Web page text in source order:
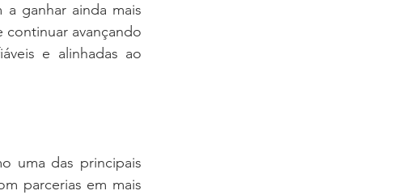
ganhar ainda mais
avançando
e alinhadas ao
uma das principais
parcerias em mais